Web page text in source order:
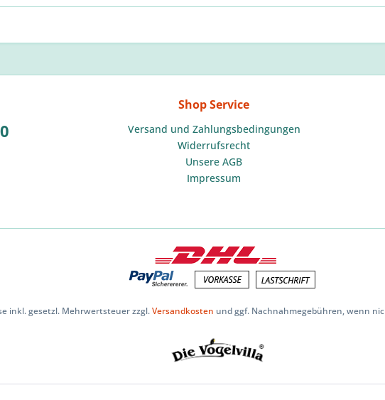
Shop Service
Versand und Zahlungsbedingungen
Widerrufsrecht
Unsere AGB
Impressum
inkl. gesetzl. Mehrwertsteuer zzgl.Versandkosten und ggf. Nachnahmegebühren, wenn